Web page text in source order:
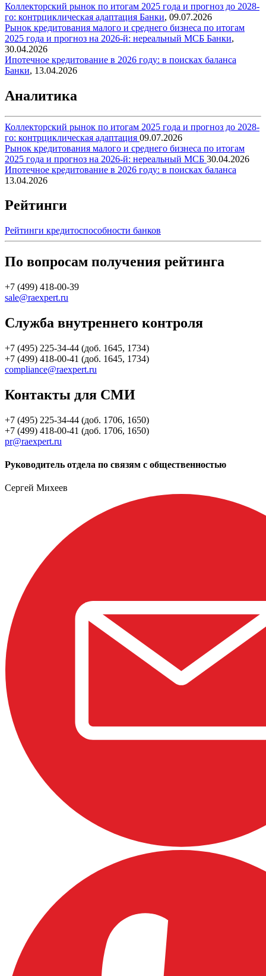
Коллекторский рынок по итогам 2025 года и прогноз до 2028-
го: контрциклическая адаптация Банки, 09.07.2026
Рынок кредитования малого и среднего бизнеса по итогам
2025 года и прогноз на 2026-й: нереальный МСБ Банки,
30.04.2026
Ипотечное кредитование в 2026 году: в поисках баланса
Банки, 13.04.2026
Аналитика
Коллекторский рынок по итогам 2025 года и прогноз до 2028-
го: контрциклическая адаптация 09.07.2026
Рынок кредитования малого и среднего бизнеса по итогам
2025 года и прогноз на 2026-й: нереальный МСБ 30.04.2026
Ипотечное кредитование в 2026 году: в поисках баланса
13.04.2026
Рейтинги
Рейтинги кредитоспособности банков
По вопросам получения рейтинга
+7 (499) 418-00-39
sale@raexpert.ru
Служба внутреннего контроля
+7 (495) 225-34-44 (доб. 1645, 1734)
+7 (499) 418-00-41 (доб. 1645, 1734)
compliance@raexpert.ru
Контакты для СМИ
+7 (495) 225-34-44 (доб. 1706, 1650)
+7 (499) 418-00-41 (доб. 1706, 1650)
pr@raexpert.ru
Руководитель отдела по связям с общественностью
Сергей Михеев